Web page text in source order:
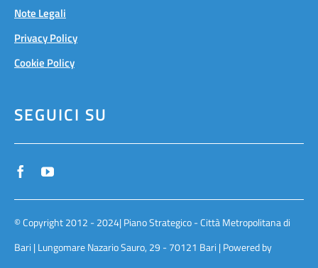
Note Legali
Privacy Policy
Cookie Policy
SEGUICI SU
© Copyright 2012 - 2024| Piano Strategico - Città Metropolitana di
Bari | Lungomare Nazario Sauro, 29 - 70121 Bari | Powered by